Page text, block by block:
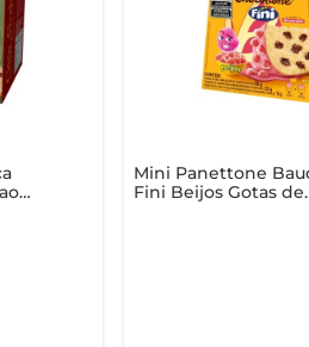
gotas de chocolate
celebrações e momentos em
Mini Panettone
Fini Beijos Gotas de